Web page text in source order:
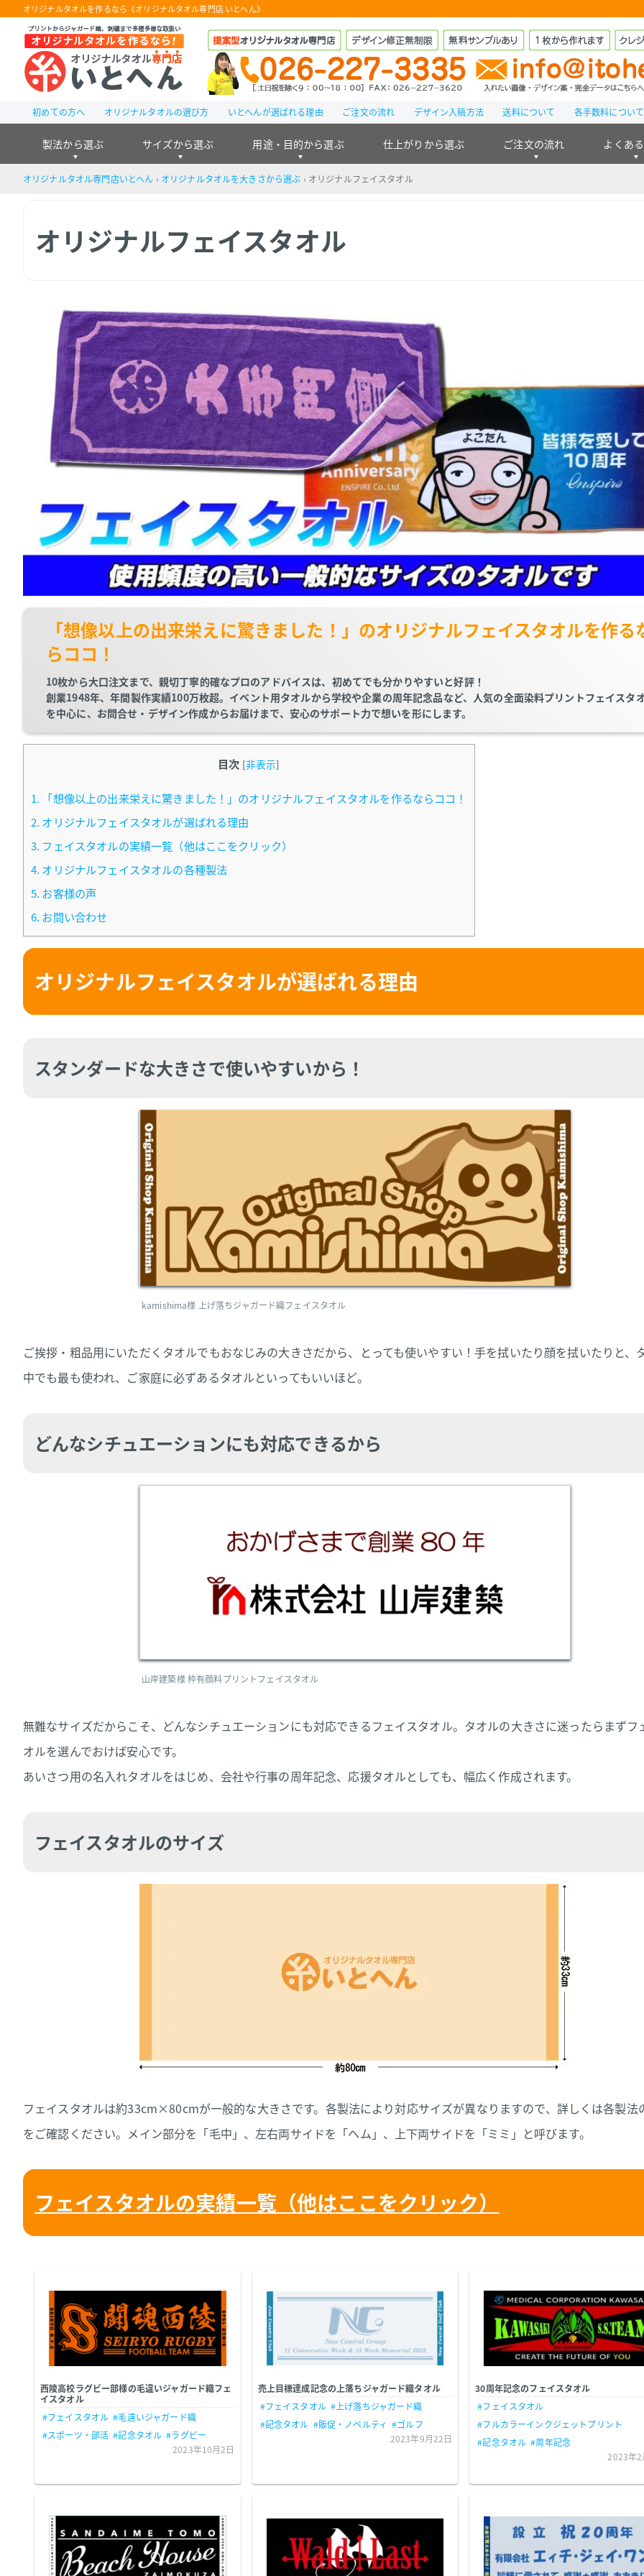
オリジナルタオルを作るなら《オリジナルタオル専門店 いとへん》
初めての方へ オリジナルタオルの選び方 いとへんが選ばれる理由 ご注文の流れ デザイン入稿方法 送料について 各手数料について
製法から選ぶ サイズから選ぶ 用途・目的から選ぶ 仕上がりから選ぶ ご注文の流れ よくあ
オリジナルタオル専門店いとへん › オリジナルタオルを大きさから選ぶ › オリジナルフェイスタオル
オリジナルフェイスタオル
「想像以上の出来栄えに驚きました！」のオリジナルフェイスタオルを作る
らココ！
10枚から大口注文まで、親切丁寧的確なプロのアドバイスは、初めてでも分かりやすいと好評！
創業1948年、年間製作実績100万枚超。イベント用タオルから学校や企業の周年記念品など、人気の全面染料プリントフェイスタ
を中心に、お問合せ・デザイン作成からお届けまで、安心のサポート力で想いを形にします。
目次 [非表示]
1. 「想像以上の出来栄えに驚きました！」のオリジナルフェイスタオルを作るならココ！
2. オリジナルフェイスタオルが選ばれる理由
3. フェイスタオルの実績一覧（他はここをクリック）
4. オリジナルフェイスタオルの各種製法
5. お客様の声
6. お問い合わせ
オリジナルフェイスタオルが選ばれる理由
スタンダードな大きさで使いやすいから！
kamishima様 上げ落ちジャガード織フェイスタオル
ご挨拶・粗品用にいただくタオルでもおなじみの大きさだから、とっても使いやすい！手を拭いたり顔を拭いたりと、
中でも最も使われ、ご家庭に必ずあるタオルといってもいいほど。
どんなシチュエーションにも対応できるから
山岸建築様 枠有顔料プリントフェイスタオル
無難なサイズだからこそ、どんなシチュエーションにも対応できるフェイスタオル。タオルの大きさに迷ったらまずフ
オルを選んでおけば安心です。
あいさつ用の名入れタオルをはじめ、会社や行事の周年記念、応援タオルとしても、幅広く作成されます。
フェイスタオルのサイズ
フェイスタオルは約33cm×80cmが一般的な大きさです。各製法により対応サイズが異なりますので、詳しくは各製法
をご確認ください。メイン部分を「毛中」、左右両サイドを「ヘム」、上下両サイドを「ミミ」と呼びます。
フェイスタオルの実績一覧（他はここをクリック）
西陵高校ラグビー部様の毛違いジャガード織フェ
イスタオル
#フェイスタオル #毛違いジャガード織
#スポーツ・部活 #記念タオル #ラグビー
2023年10月2日
売上目標達成記念の上落ちジャガード織タオル
#フェイスタオル #上げ落ちジャガード織
#記念タオル #販促・ノベルティ #ゴルフ
2023年9月22日
30周年記念のフェイスタオル
#フェイスタオル
#フルカラーインクジェットプリント
#記念タオル #周年記念
2023年